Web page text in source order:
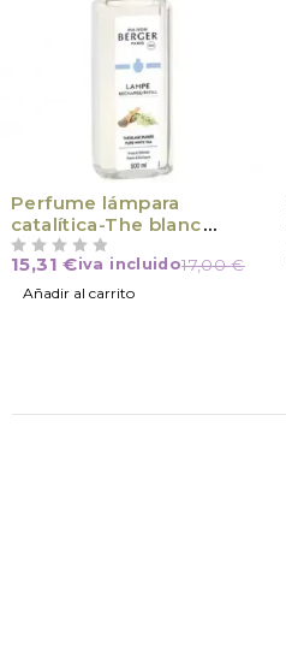
Perfume lámpara
catalítica-The blanc
purete 500ml
17,00€
15,31€iva incluido
Añadir al carrito